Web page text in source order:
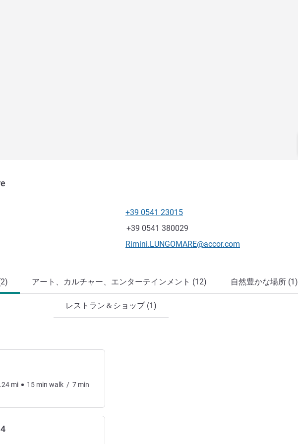
電話番号
+39 0541 23015
ファックス
+39 0541 380029
Eメール
Rimini.LUNGOMARE@accor.com
アート、カルチャー、エンターテインメント (12) 自然豊かな場所 (1)
レストラン＆ショップ (1)
mi 15 min walk / 7 min